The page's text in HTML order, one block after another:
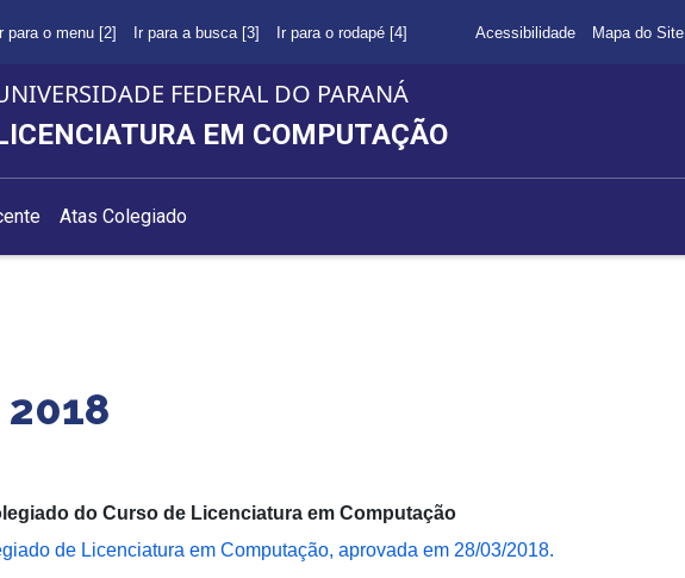
para o menu [2] Ir para a busca [3] Ir para o rodapé [4] Acessibilidade Mapa do Site
FEDERAL DO PARANÁ
EM COMPUTAÇÃO
Atas Colegiado
do Curso de Licenciatura em Computação
de Licenciatura em Computação, aprovada em 28/03/2018.